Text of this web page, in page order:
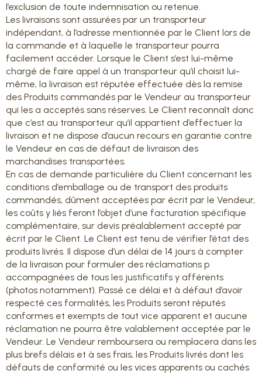
l’exclusion de toute indemnisation ou retenue.
Les livraisons sont assurées par un transporteur
indépendant, à l’adresse mentionnée par le Client lors de
la commande et à laquelle le transporteur pourra
facilement accéder. Lorsque le Client s’est lui-même
chargé de faire appel à un transporteur qu’il choisit lui-
même, la livraison est réputée effectuée dès la remise
des Produits commandés par le Vendeur au transporteur
qui les a acceptés sans réserves. Le Client reconnaît donc
que c’est au transporteur qu’il appartient d’effectuer la
livraison et ne dispose d’aucun recours en garantie contre
le Vendeur en cas de défaut de livraison des
marchandises transportées.
En cas de demande particulière du Client concernant les
conditions d’emballage ou de transport des produits
commandés, dûment acceptées par écrit par le Vendeur,
les coûts y liés feront l’objet d’une facturation spécifique
complémentaire, sur devis préalablement accepté par
écrit par le Client. Le Client est tenu de vérifier l’état des
produits livrés. Il dispose d’un délai de 14 jours à compter
de la livraison pour formuler des réclamations p
accompagnées de tous les justificatifs y afférents
(photos notamment). Passé ce délai et à défaut d’avoir
respecté ces formalités, les Produits seront réputés
conformes et exempts de tout vice apparent et aucune
réclamation ne pourra être valablement acceptée par le
Vendeur. Le Vendeur remboursera ou remplacera dans les
plus brefs délais et à ses frais, les Produits livrés dont les
défauts de conformité ou les vices apparents ou cachés